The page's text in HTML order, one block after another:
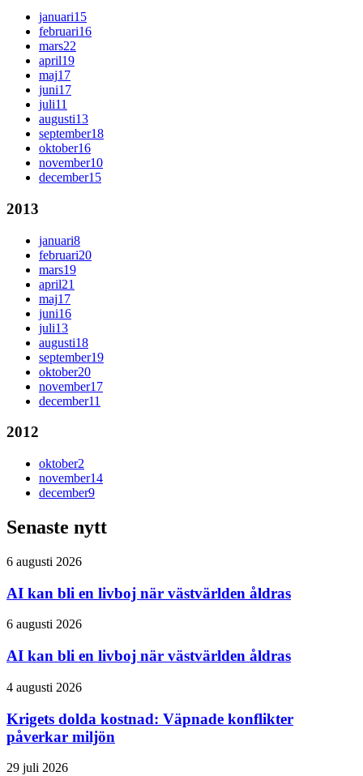
januari15
februari16
mars22
april19
maj17
juni17
juli11
augusti13
september18
oktober16
november10
december15
2013
januari8
februari20
mars19
april21
maj17
juni16
juli13
augusti18
september19
oktober20
november17
december11
2012
oktober2
november14
december9
Senaste nytt
6 augusti 2026
AI kan bli en livboj när västvärlden åldras
6 augusti 2026
AI kan bli en livboj när västvärlden åldras
4 augusti 2026
Krigets dolda kostnad: Väpnade konflikter
påverkar miljön
29 juli 2026